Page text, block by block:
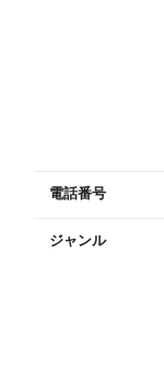
電話番号
ジャンル